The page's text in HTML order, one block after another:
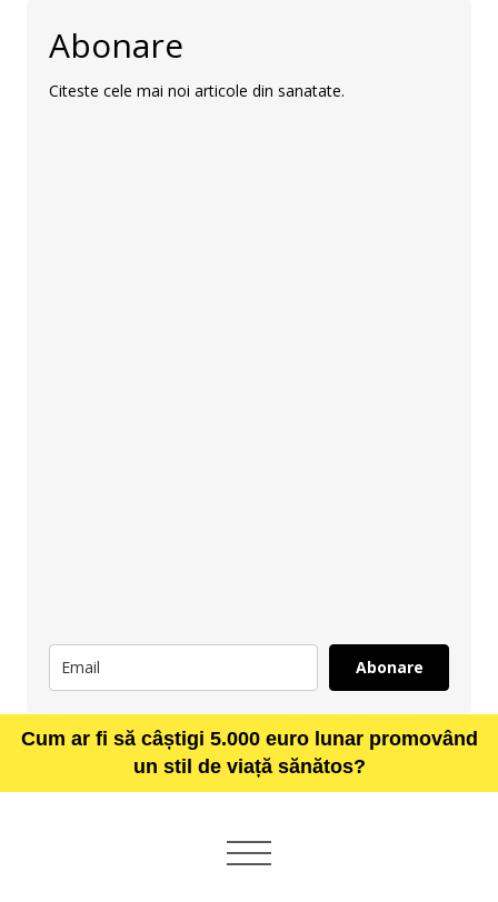
Abonare
Citeste cele mai noi articole din sanatate.
Abonare
Cum ar fi să câștigi 5.000 euro lunar promovând
un stil de viață sănătos?